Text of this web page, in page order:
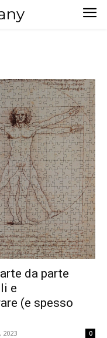
da parte
e
(e spesso
2023 0